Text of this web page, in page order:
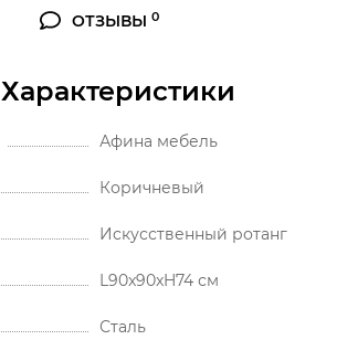
ОТЗЫВЫ 0
Характеристики
Афина мебель
Коричневый
Искусственный ротанг
L90x90xH74 см
Сталь